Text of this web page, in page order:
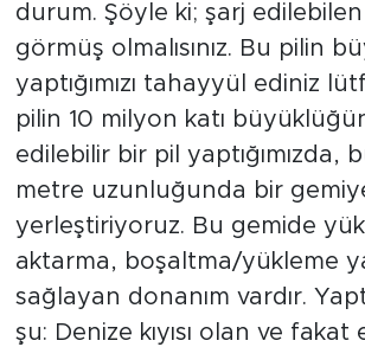
durum. Şöyle ki; şarj
görmüş olmalısınız. Bu pilin
yaptığımızı tahayyül ediniz
pilin 10 milyon katı
edilebilir bir pil yaptığımızda,
metre uzunluğunda bir
yerleştiriyoruz. Bu gemide
aktarma, boşaltma/yükleme
sağlayan donanım vardır.
şu: Denize kıyısı olan ve fakat